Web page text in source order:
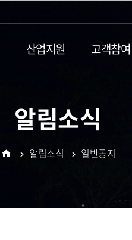
산업지원 고객참여
알림소식
알림소식 일반공지